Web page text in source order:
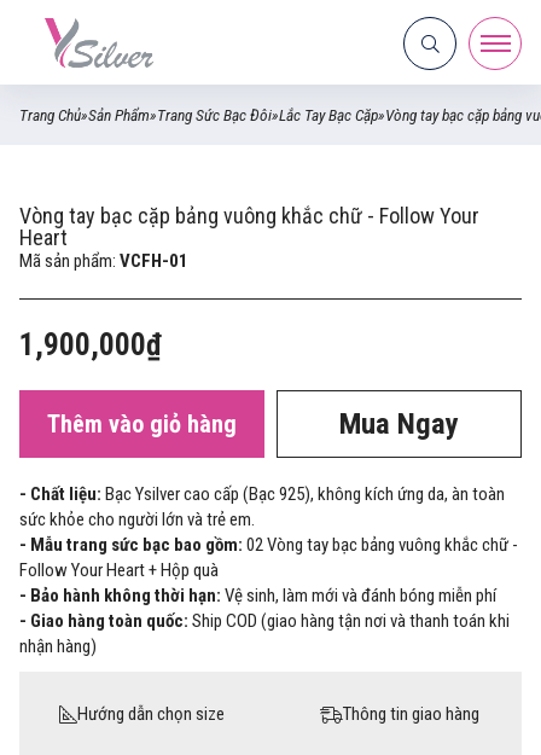
Trang Chủ»Sản Phẩm»Trang Sức Bạc Đôi»Lắc Tay Bạc Cặp»Vòng tay bạc cặp bảng
Vòng tay bạc cặp bảng vuông khắc chữ - Follow Your
Heart
Mã sản phẩm: VCFH-01
1,900,000₫
Thêm vào giỏ hàng Mua Ngay
- Chất liệu: Bạc Ysilver cao cấp (Bạc 925), không kích ứng da, àn toàn
sức khỏe cho người lớn và trẻ em.
- Mẫu trang sức bạc bao gồm: 02 Vòng tay bạc bảng vuông khắc chữ -
Follow Your Heart + Hộp quà
- Bảo hành không thời hạn: Vệ sinh, làm mới và đánh bóng miễn phí
- Giao hàng toàn quốc: Ship COD (giao hàng tận nơi và thanh toán khi
nhận hàng)
Hướng dẫn chọn size Thông tin giao hàng